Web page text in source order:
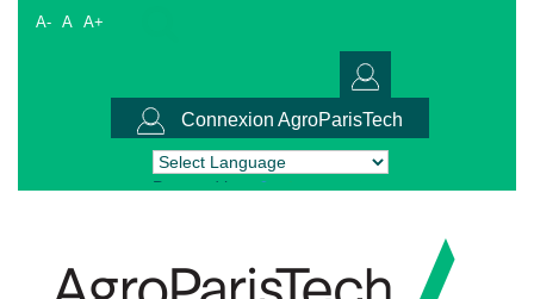
A- A A+
Connexion AgroParisTech
Powered by Translate